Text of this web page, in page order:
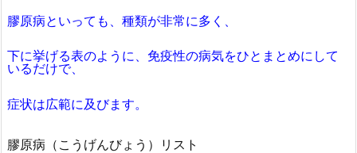
膠原病といっても、種類が非常に多く、
下に挙げる表のように、免疫性の病気をひとまとめにして
いるだけで、
症状は広範に及びます。
膠原病（こうげんびょう）リスト